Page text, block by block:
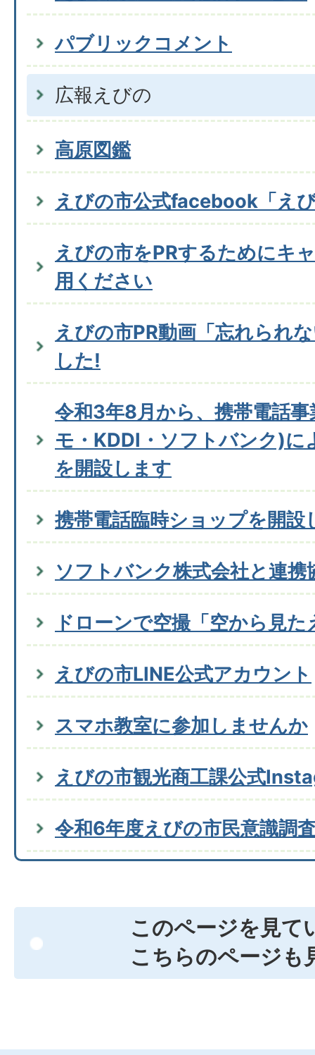
パブリックコメント
広報えびの
高原図鑑
えびの市公式facebook「え
えびの市をPRするためにキ
用ください
えびの市PR動画「忘れられ
した!
令和3年8月から、携帯電話
モ・KDDI・ソフトバンク)に
を開設します
携帯電話臨時ショップを開設
ソフトバンク株式会社と連携
ドローンで空撮「空から見
えびの市LINE公式アカウント
スマホ教室に参加しませんか
えびの市観光商工課公式
令和6年度えびの市民意識調
このページを見て
こちらのページも